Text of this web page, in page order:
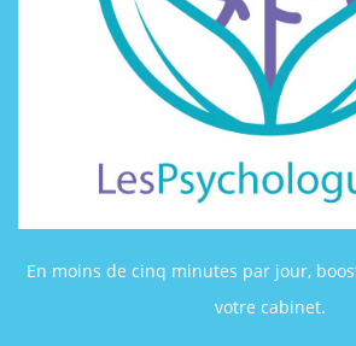
En moins de cinq minutes par jour,
votre cabinet.